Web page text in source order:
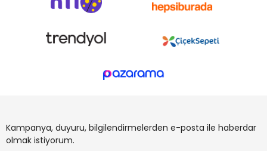
Kampanya, duyuru, bilgilendirmelerden e-posta ile haberdar
olmak istiyorum.